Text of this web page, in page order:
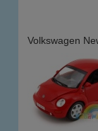
Volkswagen